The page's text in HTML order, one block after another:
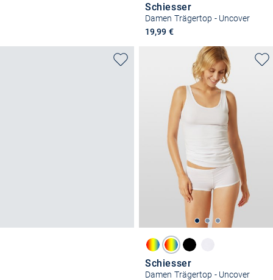
Schiesser
Damen Trägertop - Uncover
19,99 €
Schiesser
Damen Trägertop - Uncover